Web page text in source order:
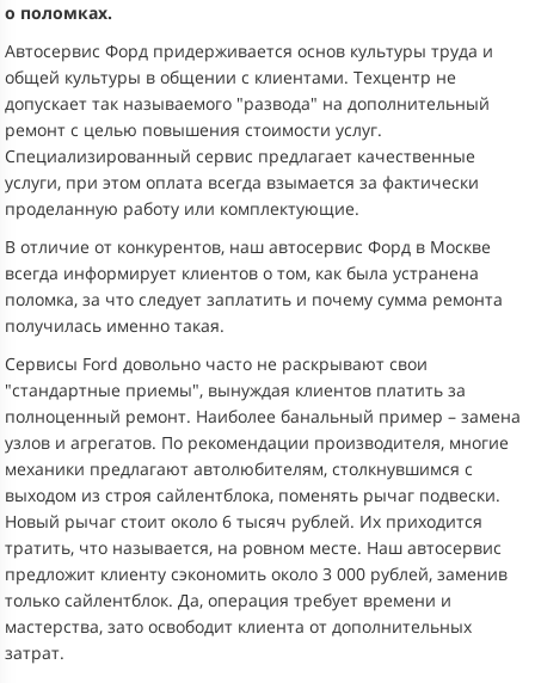
о поломках.
Автосервис Форд придерживается основ культуры труда и
общей культуры в общении с клиентами. Техцентр не
допускает так называемого "развода" на дополнительный
ремонт с целью повышения стоимости услуг.
Специализированный сервис предлагает качественные
услуги, при этом оплата всегда взымается за фактически
проделанную работу или комплектующие.
В отличие от конкурентов, наш автосервис Форд в Москве
всегда информирует клиентов о том, как была устранена
поломка, за что следует заплатить и почему сумма ремонта
получилась именно такая.
Сервисы Ford довольно часто не раскрывают свои
"стандартные приемы", вынуждая клиентов платить за
полноценный ремонт. Наиболее банальный пример – замена
узлов и агрегатов. По рекомендации производителя, многие
механики предлагают автолюбителям, столкнувшимся с
выходом из строя сайлентблока, поменять рычаг подвески.
Новый рычаг стоит около 6 тысяч рублей. Их приходится
тратить, что называется, на ровном месте. Наш автосервис
предложит клиенту сэкономить около 3 000 рублей, заменив
только сайлентблок. Да, операция требует времени и
мастерства, зато освободит клиента от дополнительных
затрат.